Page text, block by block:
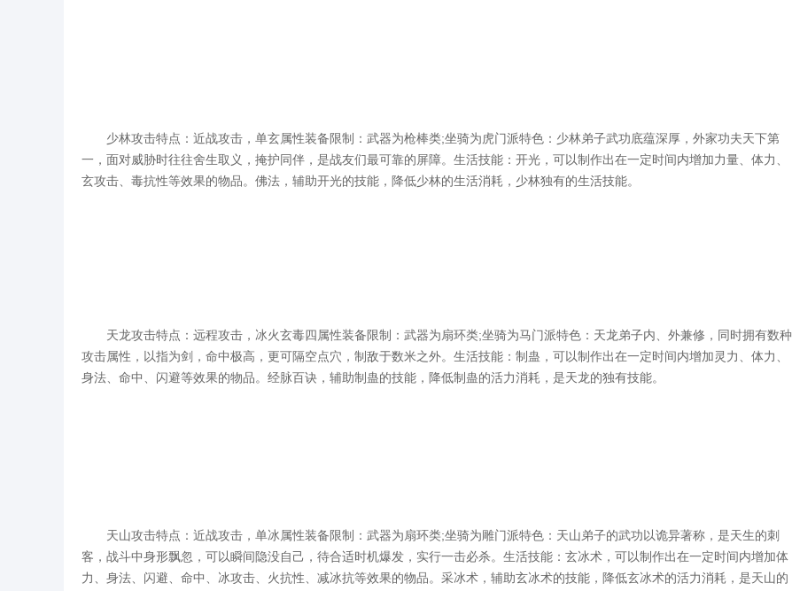
少林攻击特点：近战攻击，单玄属性装备限制：武器为枪棒类;坐骑为虎门派特色：少林弟子武功底蕴深厚，外家功夫天下第
一，面对威胁时往往舍生取义，掩护同伴，是战友们最可靠的屏障。生活技能：开光，可以制作出在一定时间内增加力量、体力、
玄攻击、毒抗性等效果的物品。佛法，辅助开光的技能，降低少林的生活消耗，少林独有的生活技能。
天龙攻击特点：远程攻击，冰火玄毒四属性装备限制：武器为扇环类;坐骑为马门派特色：天龙弟子内、外兼修，同时拥有数种
攻击属性，以指为剑，命中极高，更可隔空点穴，制敌于数米之外。生活技能：制蛊，可以制作出在一定时间内增加灵力、体力、
身法、命中、闪避等效果的物品。经脉百诀，辅助制蛊的技能，降低制蛊的活力消耗，是天龙的独有技能。
天山攻击特点：近战攻击，单冰属性装备限制：武器为扇环类;坐骑为雕门派特色：天山弟子的武功以诡异著称，是天生的刺
客，战斗中身形飘忽，可以瞬间隐没自己，待合适时机爆发，实行一击必杀。生活技能：玄冰术，可以制作出在一定时间内增加体
力、身法、闪避、命中、冰攻击、火抗性、减冰抗等效果的物品。采冰术，辅助玄冰术的技能，降低玄冰术的活力消耗，是天山的